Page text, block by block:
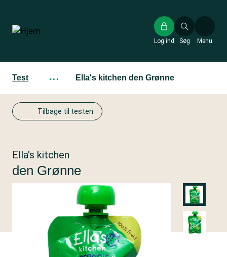
hovedindhold
Søg
Log ind Menu
Test ··· Ella's kitchen den Grønne
Tilbage til testen
Ella's kitchen
den Grønne